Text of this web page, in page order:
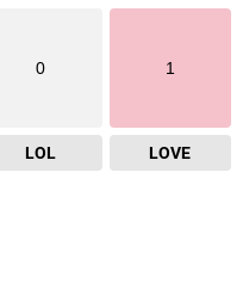
0
LOL
1
LOVE